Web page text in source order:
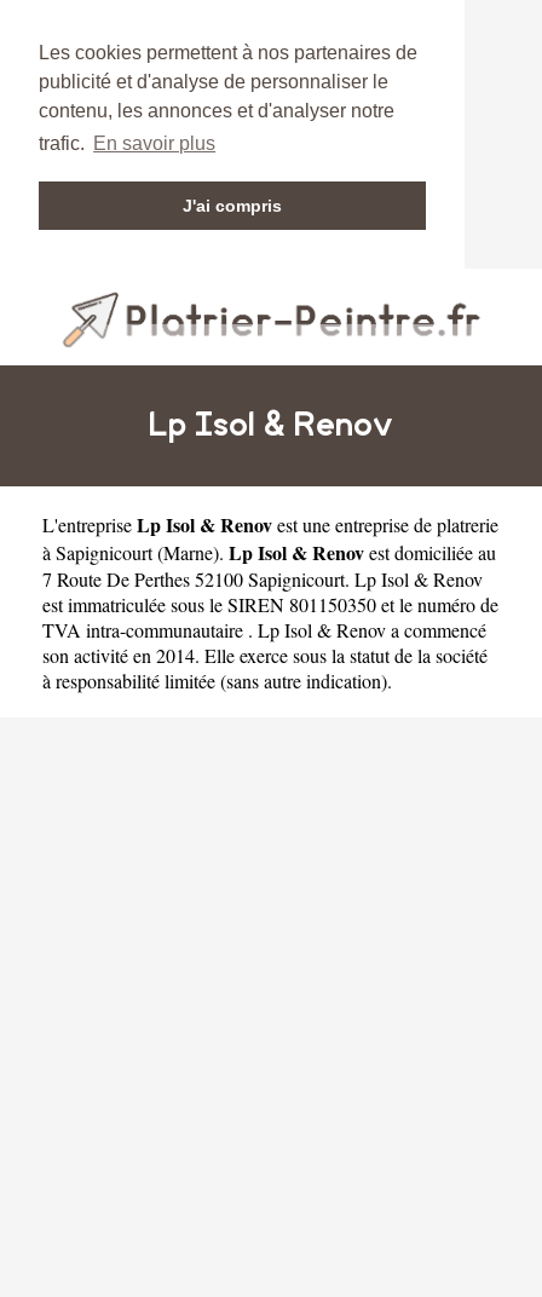
Les cookies permettent à nos partenaires de
publicité et d'analyse de personnaliser le
contenu, les annonces et d'analyser notre
trafic. En savoir plus
J'ai compris
Lp Isol & Renov
L'entrepriseLp Isol & Renovest uneentreprise de platrerie
à Sapignicourt(Marne). Lp Isol & Renovest domiciliée au
7 Route De Perthes 52100 Sapignicourt. Lp Isol & Renov
est immatriculée sous le SIREN 801150350 et le numéro de
TVA intra-communautaire . Lp Isol & Renov a commencé
son activité en 2014. Elle exerce sous la statut de la société
à responsabilité limitée (sans autre indication).